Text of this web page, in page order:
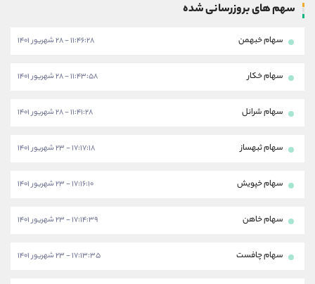
سهم های بروزرسانی شده
سهام خبهمن ۱۱:۴۶:۲۸ - ۲۸ شهریور ۱۴۰۱
سهام خکار ۱۱:۴۳:۵۸ - ۲۸ شهریور ۱۴۰۱
سهام شرانل ۱۱:۴۱:۲۸ - ۲۸ شهریور ۱۴۰۱
سهام ثبهساز ۱۷:۱۷:۱۸ - ۲۳ شهریور ۱۴۰۱
سهام خپویش ۱۷:۱۶:۱۰ - ۲۳ شهریور ۱۴۰۱
سهام خاهن ۱۷:۱۴:۳۹ - ۲۳ شهریور ۱۴۰۱
سهام چافست ۱۷:۱۳:۳۵ - ۲۳ شهریور ۱۴۰۱